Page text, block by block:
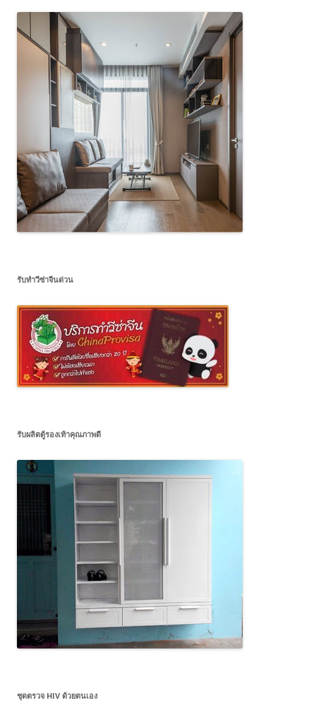
รับทำวีซ่าจีนด่วน
รับผลิตตู้รองเท้าคุณภาพดี
ชุดตรวจ HIV ด้วยตนเอง